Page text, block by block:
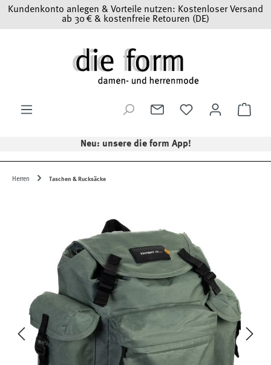
Zum Hauptinhalt springen
Kundenkonto anlegen & Vorteile nutzen: Kostenloser Versand
ab 30 € & kostenfreie Retouren (DE)
Neu: unsere die form App!
Herren Taschen & Rucksäcke